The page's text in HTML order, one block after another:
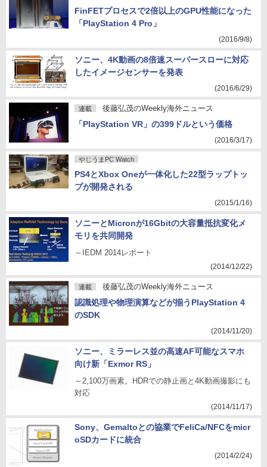
FinFETプロセスで2倍以上のGPU性能になった
「PlayStation 4 Pro」
(2016/9/8)
ソニー、4K動画の8倍速スーパースローに対応
したイメージセンサーを発表
(2016/6/29)
連載 後藤弘茂のWeekly海外ニュース
「PlayStation VR」の399ドルという価格
(2016/3/17)
やじうまPC Watch
PS4とXbox Oneが一体化した22型ラップトッ
プが開発される
(2015/1/16)
ソニーとMicronが16Gbitの大容量抵抗変化メ
モリを共同開発
～IEDM 2014レポート
(2014/12/22)
連載 後藤弘茂のWeekly海外ニュース
認識処理や物理演算などが揃うPlayStation 4
のSDK
(2014/11/20)
ソニー、ミラーレス並の高速AF可能なスマホ
向け新「Exmor RS」
～2,100万画素。HDRでの静止画と4K動画撮影にも
対応
(2014/11/17)
Sony、Gemaltoとの協業でFeliCa/NFCをmicr
oSDカードに統合
(2014/2/24)